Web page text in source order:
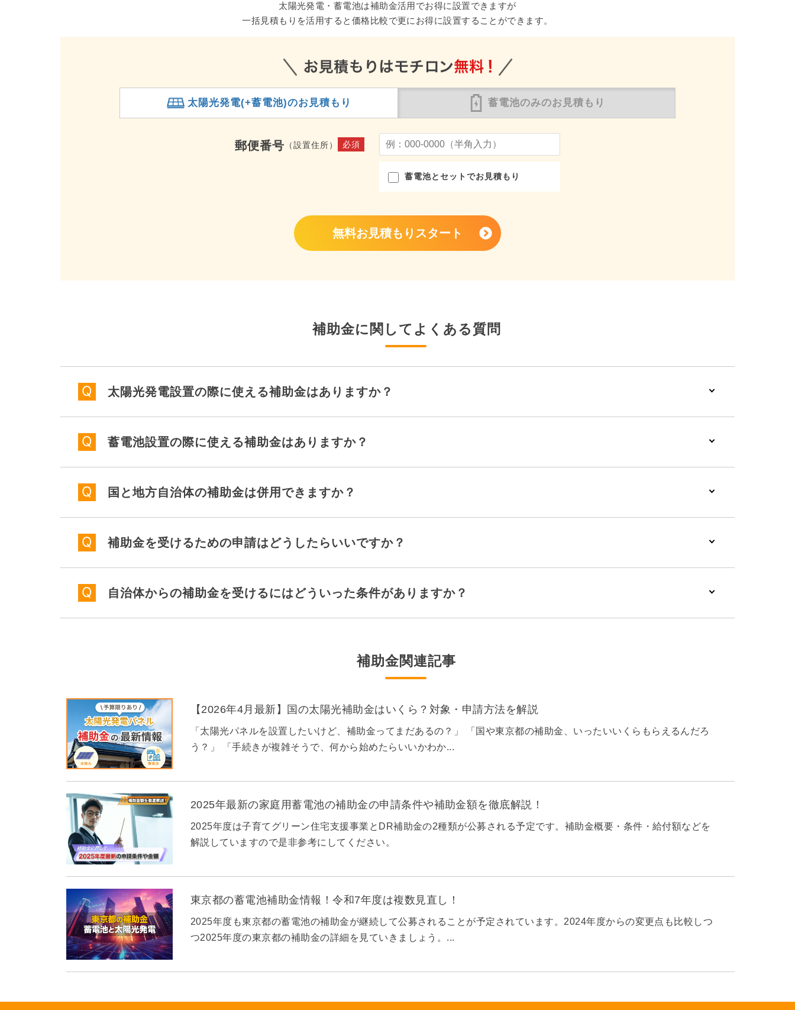
太陽光発電・蓄電池は補助金活用でお得に設置できますが
一括見積もりを活用すると価格比較で更にお得に設置することができます。
太陽光発電(+蓄電池)のお見積もり 蓄電池のみのお見積もり
郵便番号 （設置住所） 必須
蓄電池とセットでお見積もり
無料お見積もりスタート
補助金に関してよくある質問
太陽光発電設置の際に使える補助金はありますか？
蓄電池設置の際に使える補助金はありますか？
国と地方自治体の補助金は併用できますか？
補助金を受けるための申請はどうしたらいいですか？
自治体からの補助金を受けるにはどういった条件がありますか？
補助金関連記事
【2026年4月最新】国の太陽光補助金はいくら？対象・申請方法を解説
「太陽光パネルを設置したいけど、補助金ってまだあるの？」 「国や東京都の補助金、いったいいくらもらえるんだろ
う？」 「手続きが複雑そうで、何から始めたらいいかわか...
2025年最新の家庭用蓄電池の補助金の申請条件や補助金額を徹底解説！
2025年度は子育てグリーン住宅支援事業とDR補助金の2種類が公募される予定です。補助金概要・条件・給付額などを
解説していますので是非参考にしてください。
東京都の蓄電池補助金情報！令和7年度は複数見直し！
2025年度も東京都の蓄電池の補助金が継続して公募されることが予定されています。2024年度からの変更点も比較しつ
つ2025年度の東京都の補助金の詳細を見ていきましょう。...